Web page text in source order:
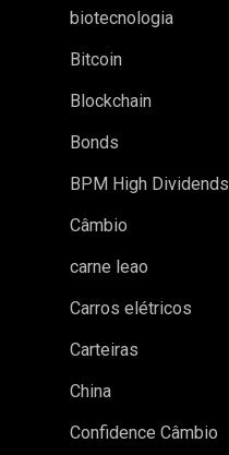
biotecnologia
Bitcoin
Blockchain
Bonds
BPM High Dividends
Câmbio
carne leao
Carros elétricos
Carteiras
China
Confidence Câmbio